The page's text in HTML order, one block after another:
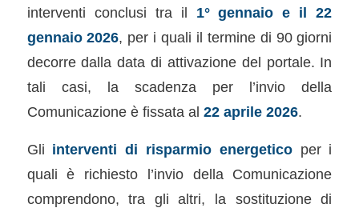
interventi conclusi tra il 1° gennaio e il 22
gennaio 2026, per i quali il termine di 90 giorni
decorre dalla data di attivazione del portale. In
tali casi, la scadenza per l’invio della
Comunicazione è fissata al 22 aprile 2026.
Gli interventi di risparmio energeticoper i
quali è richiesto l’invio della Comunicazione
comprendono, tra gli altri, la sostituzione di